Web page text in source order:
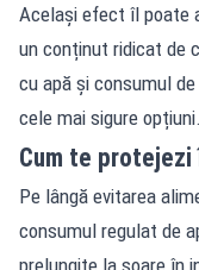
Același efect îl poate
un conținut ridicat de
cu apă și consumul
cele mai sigure opțiuni.
Cum te
Pe lângă evitarea
consumul regulat de
prelungite la soare în